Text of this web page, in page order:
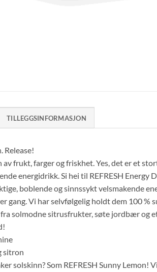
TILLEGGSINFORMASJON
Release!
av frukt, farger og friskhet. Yes, det er et
energidrikk. Si hei til REFRESH Energy
boblende og sinnssykt velsmakende
gang. Vi har selvfølgelig holdt dem 100
solmodne sitrusfrukter, søte jordbær og
sitron
solskinn? Som REFRESH Sunny Lemon!